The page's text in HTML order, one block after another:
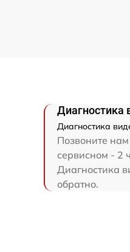
Диагностика
Диагностика
Позвоните
сервисном - 2
Диагностика
обратно.